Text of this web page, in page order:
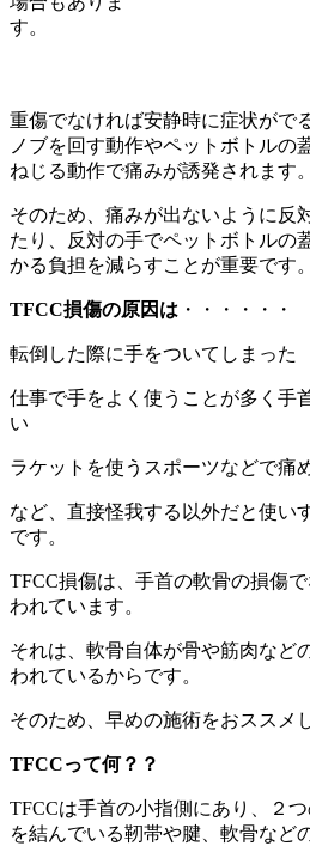
す。
重傷でなければ安静時に症状がで
ノブを回す動作やペットボトルの
ねじる動作で痛みが誘発されます。
そのため、痛みが出ないように反
たり、反対の手でペットボトルの
かる負担を減らすことが重要です。
TFCC損傷の原因は ・・・・・・
転倒した際に手をついてしまった
仕事で手をよく使うことが多く手
い
ラケットを使うスポーツなどで痛
など、直接怪我する以外だと使い
です。
TFCC損傷は、手首の軟骨の損傷
われています。
それは、軟骨自体が骨や筋肉など
われているからです。
そのため、早めの施術をおススメ
TFCCって何？？
TFCCは手首の小指側にあり、２
を結んでいる靭帯や腱、軟骨など